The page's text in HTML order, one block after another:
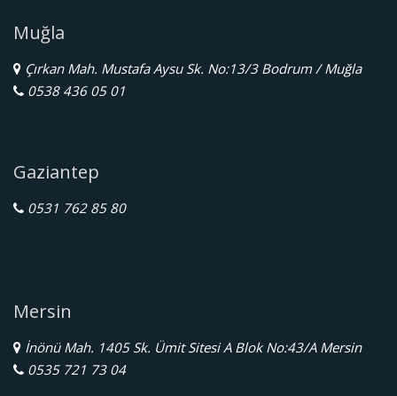
Muğla
Çırkan Mah. Mustafa Aysu Sk. No:13/3 Bodrum / Muğla
0538 436 05 01
Gaziantep
0531 762 85 80
Mersin
İnönü Mah. 1405 Sk. Ümit Sitesi A Blok No:43/A Mersin
0535 721 73 04